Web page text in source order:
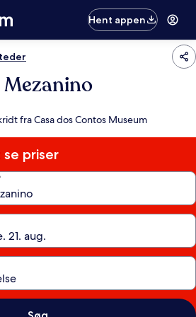
Hent appen
Mezanino
fra Casa dos Contos Museum
priser